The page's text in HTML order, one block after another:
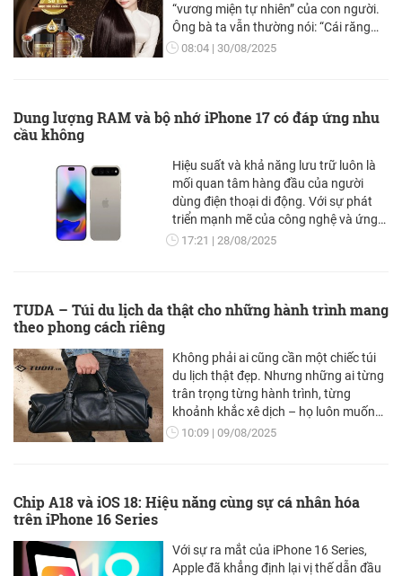
“vương miện tự nhiên” của con người.
Ông bà ta vẫn thường nói: “Cái răng
cái tóc là vóc con người”. Thế nhưng,
rụng tóc, tóc bạc sớm, hói đầu ngày
độ tuổi trung niên.
08:04 30/08/2025
Dung lượng RAM và bộ nhớ iPhone 17 có đáp ứng nhu
cầu không
Hiệu suất và khả năng lưu trữ luôn là
mối quan tâm hàng đầu của người
dùng điện thoại di động. Với sự phát
triển mạnh mẽ của công nghệ và ứng
dụng, các dòng smartphone cần nhiều
RAM và bộ nhớ trên iPhone 17. Nhưng
tiết trong bài viết sau.
17:21 28/08/2025
TUDA – Túi du lịch da thật cho những hành trình mang
theo phong cách riêng
Không phải ai cũng cần một chiếc túi
du lịch thật đẹp. Nhưng những ai từng
trân trọng từng hành trình, từng
khoảnh khắc xê dịch – họ luôn muốn
bên mình một người bạn đồng hành đủ
10:09 09/08/2025
Chip A18 và iOS 18: Hiệu năng cùng sự cá nhân hóa
trên iPhone 16 Series
Với sự ra mắt của iPhone 16 Series,
Apple đã khẳng định lại vị thế dẫn đầu